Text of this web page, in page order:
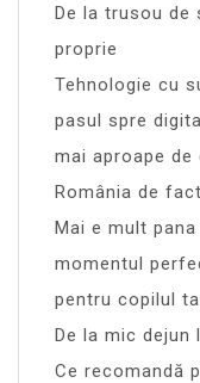
De la trusou de
proprie
Tehnologie cu
pasul spre
mai aproape
România de
Mai e mult pana
momentul
pentru copilul
De la mic dejun
Ce recomandă